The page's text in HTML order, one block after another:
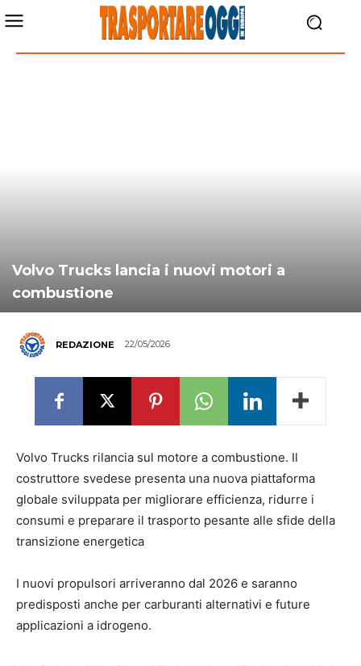
Volvo Trucks lancia i nuovi motori a
combustione
REDAZIONE 22/05/2026
Volvo Trucks rilancia sul motore a combustione. Il
costruttore svedese presenta una nuova piattaforma
globale sviluppata per migliorare efficienza, ridurre i
consumi e preparare il trasporto pesante alle sfide della
transizione energetica
I nuovi propulsori arriveranno dal 2026 e saranno
predisposti anche per carburanti alternativi e future
applicazioni a idrogeno.